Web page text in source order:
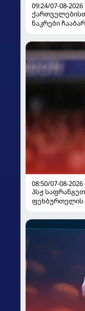
09:24/07-08-2026
ნაკრები
08:50/07-08-2026
პსჟ
ფეხბურთელის